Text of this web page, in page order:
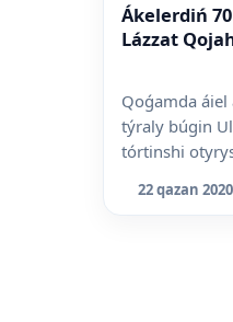
Ákelerdiń
Lázzat
Qoǵamda
týraly búgin
tórtinshi
22 qazan 2020